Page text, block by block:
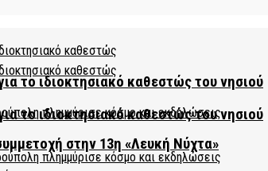
το ιδιοκτησιακό καθεστώς του νησιού
το ιδιοκτησιακό καθεστώς του νησιού
στην 13η «Λευκή Νύχτα»